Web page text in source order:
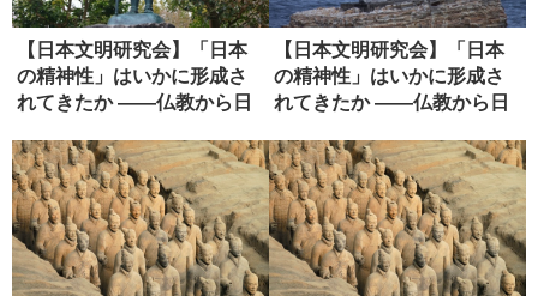
【日本文明研究会】「日本
の精神性」はいかに形成さ
れてきたか ――仏教から日
【日本文明研究会】「日本
の精神性」はいかに形成さ
れてきたか ――仏教から日